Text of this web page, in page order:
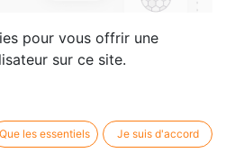
Frederic
pour vous offrir une
sur ce site.
Que les essentiels Je suis d'accord